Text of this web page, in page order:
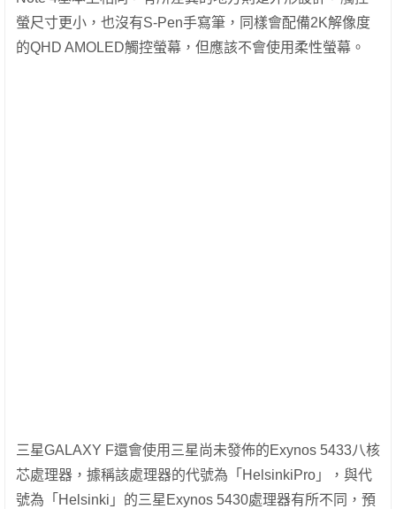
螢尺寸更小，也沒有S-Pen手寫筆，同樣會配備2K解像度
的QHD AMOLED觸控螢幕，但應該不會使用柔性螢幕。
三星GALAXY F還會使用三星尚未發佈的Exynos 5433八核
芯處理器，據稱該處理器的代號為「HelsinkiPro」，與代
號為「Helsinki」的三星Exynos 5430處理器有所不同，預